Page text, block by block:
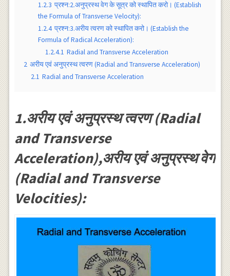
1.2.3 प्रश्न:2.अनुप्रस्थ वेग के सूत्र को स्थापित करो। (Establish
the Formula of Transverse Velocity):
1.2.4 प्रश्न:3.अरीय त्वरण को स्थापित करो। (Establish the
Formula of Radical Acceleration):
1.2.4.1 Radial and Transverse Acceleration
2 अरीय एवं अनुप्रस्थ त्वरण (Radial and Transverse Acceleration)
2.1 Radial and Transverse Acceleration
1.अरीय एवं अनुप्रस्थ त्वरण (Radial
and Transverse
Acceleration),अरीय एवं अनुप्रस्थ वेग
(Radial and Transverse
Velocities):